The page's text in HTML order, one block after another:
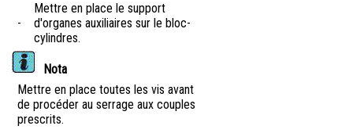
-
Mettre en place le support
d'organes auxiliaires sur le bloc-
cylindres.
Nota
Mettre en place toutes les vis avant
de procéder au serrage aux couples
prescrits.